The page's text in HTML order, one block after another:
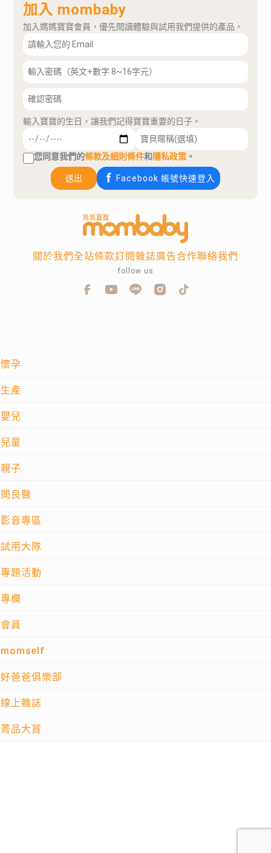
加入 mombaby
加入媽媽寶寶會員，優先閱讀體驗與試用我們提供的產品。
輸入寶寶的生日，讓我們記得寶寶重要的日子。
您同意我們的條款及細則條件和隱私政策 。
送出 Facebook 帳號快速登入
懷孕
生產
嬰兒
兒童
親子
問良醫
影音專區
試用大隊
專題活動
專欄
會員
momself
好爸爸俱樂部
線上雜誌
菁品大賞
關於我們全站條款訂閱雜誌廣告合作聯絡我們
follow us